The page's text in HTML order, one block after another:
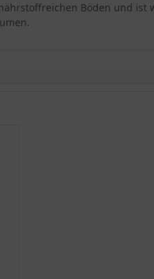
Böden und
Gloria'